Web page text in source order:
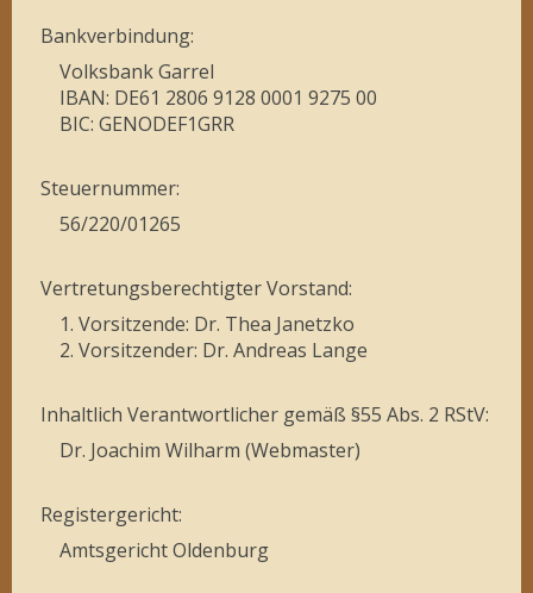
Bankverbindung:
Volksbank Garrel
IBAN: DE61 2806 9128 0001 9275 00
BIC: GENODEF1GRR
Steuernummer:
56/220/01265
Vertretungsberechtigter Vorstand:
1. Vorsitzende: Dr. Thea Janetzko
2. Vorsitzender: Dr. Andreas Lange
Inhaltlich Verantwortlicher gemäß §55 Abs. 2 RStV:
Dr. Joachim Wilharm (Webmaster)
Registergericht:
Amtsgericht Oldenburg